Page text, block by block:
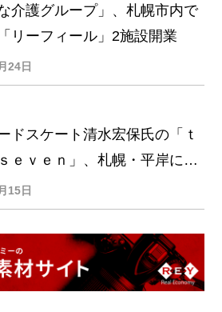
介護グループ」、札幌市内で
リーフィール」2施設開業
24日
ドスケート清水宏保氏の「ｔ
ｅｖｅｎ」、札幌・平岸にサ
15日